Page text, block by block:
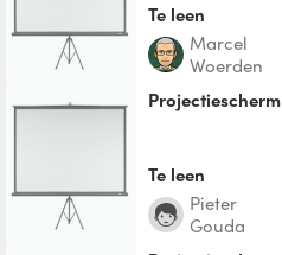
Te leen
Marcel
Woerden
Projectiescherm
Te leen
Pieter
Gouda